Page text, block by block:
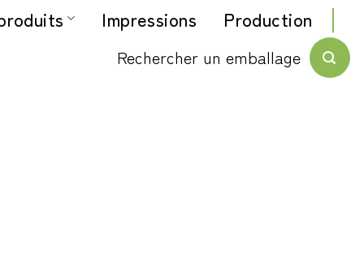
Impressions Production
Rechercher un emballage